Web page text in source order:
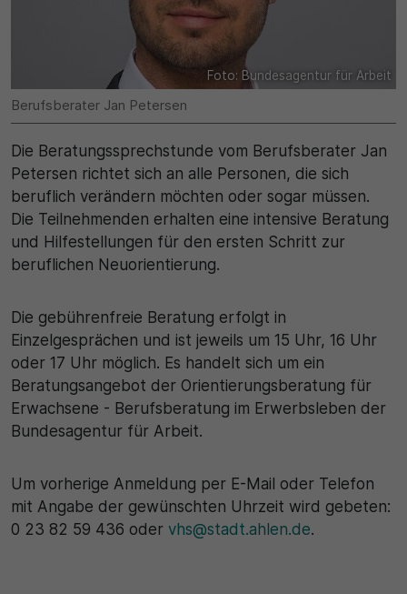
Foto: Bundesagentur für Arbeit
Berufsberater Jan Petersen
Die Beratungssprechstunde vom Berufsberater Jan
Petersen richtet sich an alle Personen, die sich
beruflich verändern möchten oder sogar müssen.
Die Teilnehmenden erhalten eine intensive Beratung
und Hilfestellungen für den ersten Schritt zur
beruflichen Neuorientierung.
Die gebührenfreie Beratung erfolgt in
Einzelgesprächen und ist jeweils um 15 Uhr, 16 Uhr
oder 17 Uhr möglich. Es handelt sich um ein
Beratungsangebot der Orientierungsberatung für
Erwachsene - Berufsberatung im Erwerbsleben der
Bundesagentur für Arbeit.
Um vorherige Anmeldung per E-Mail oder Telefon
mit Angabe der gewünschten Uhrzeit wird gebeten:
0 23 82 59 436 oder vhs@stadt.ahlen.de.
SgCookieOptin.lastPreferences
Cookie Consent / Ahlen
Laufzeit
1 Jahr
Zweck
Dieser Wert speichert Ihre Consent-Einstellungen.
historische Speicherung Ihrer vorgenommen
Einstellungen, falls der Webseiten-Betreiber dies
eingestellt hat.
1 Jahr
Wird für statistische Zwecke verwendet, um Details
wie die eindeutige Besucher-ID zu speichern.
Name
Anbieter
Matomo
Laufzeit
30 Minuten
Zweck
Wird für statistische Zwecke verwendet, um
vorübergehende Daten des Besuchs zu speichern.